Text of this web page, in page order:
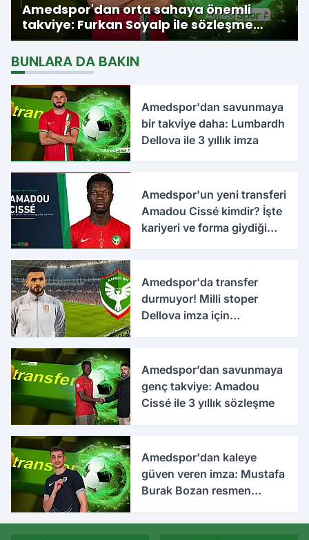
Amedspor'dan orta sahaya önemli
takviye: Furkan Soyalp ile sözleşme
imzalandı
BUNLARA DA BAKIN
Amedspor'dan savunmaya
bir takviye daha: Lumbardh
Dellova ile 3 yıllık imza
Amedspor'un yeni transferi
Amadou Cissé kimdir? İşte
kariyeri ve forma giydiği
Amedspor'da transfer
durmuyor! Milli stoper
Dellova imza için
Amedspor’dan savunmaya
genç takviye: Amadou
Cissé ile 3 yıllık sözleşme
Amedspor'dan kaleye
güven veren imza: Mustafa
Burak Bozan resmen